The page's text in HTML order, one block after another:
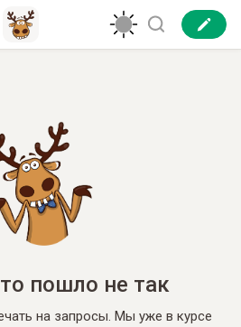
пошло не так
на запросы. Мы уже в курсе